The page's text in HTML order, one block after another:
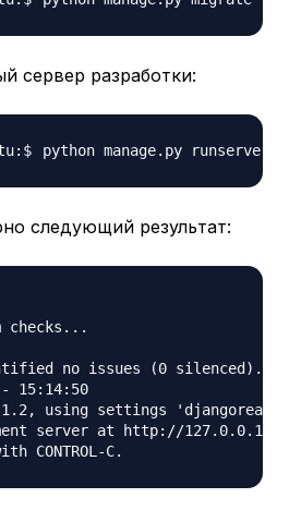
сервер разработки:
следующий результат:
checks...
no issues (0 silenced).
15:14:50
using settings
server at http://